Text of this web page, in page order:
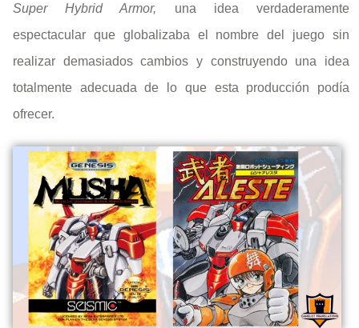
Super Hybrid Armor, una idea verdaderamente
espectacular que globalizaba el nombre del juego sin
realizar demasiados cambios y construyendo una idea
totalmente adecuada de lo que esta producción podía
ofrecer.